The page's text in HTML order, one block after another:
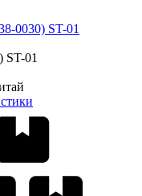
0030) ST-01
ST-01